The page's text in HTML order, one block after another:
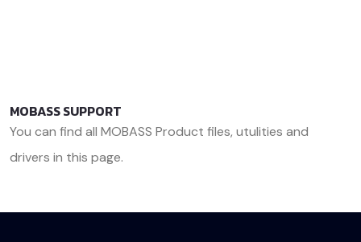
MOBASS SUPPORT
You can find all MOBASS Product files, utulities and
drivers in this page.